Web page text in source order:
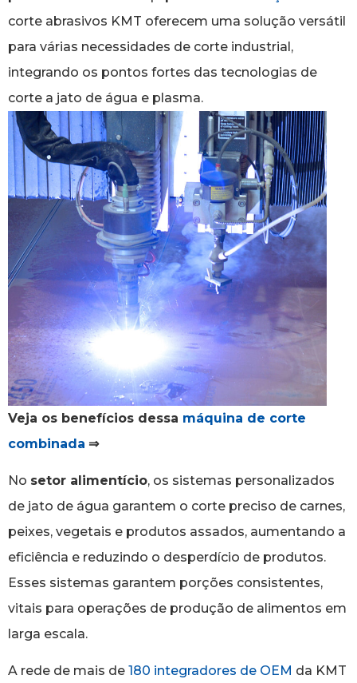
corte abrasivos KMT oferecem uma solução versátil
para várias necessidades de corte industrial,
integrando os pontos fortes das tecnologias de
corte a jato de água e plasma.
Veja os benefícios dessa máquina de corte
combinada ⇒
No setor alimentício, os sistemas personalizados
de jato de água garantem o corte preciso de carnes,
peixes, vegetais e produtos assados, aumentando a
eficiência e reduzindo o desperdício de produtos.
Esses sistemas garantem porções consistentes,
vitais para operações de produção de alimentos em
larga escala.
A rede de mais de 180 integradores de OEM da KMT